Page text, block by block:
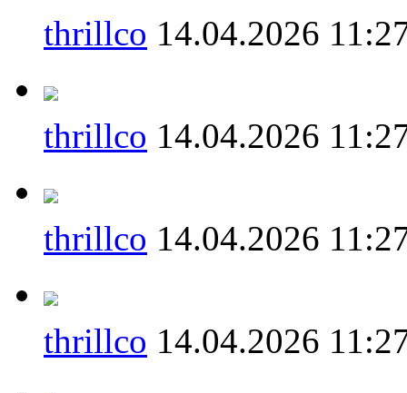
thrillco 14.04.2026
thrillco 14.04.2026
thrillco 14.04.2026
thrillco 14.04.2026